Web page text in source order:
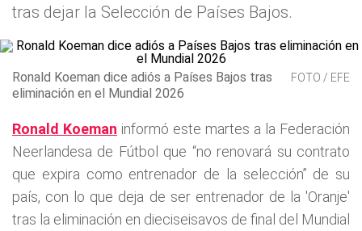
tras dejar la Selección de Países Bajos.
Ronald Koeman dice adiós a Países Bajos tras
eliminación en el Mundial 2026
FOTO / EFE
Ronald Koeman informó este martes a la Federación
Neerlandesa de Fútbol que “no renovará su contrato
que expira como entrenador de la selección” de su
país, con lo que deja de ser entrenador de la 'Oranje'
tras la eliminación en dieciseisavos de final del Mundial